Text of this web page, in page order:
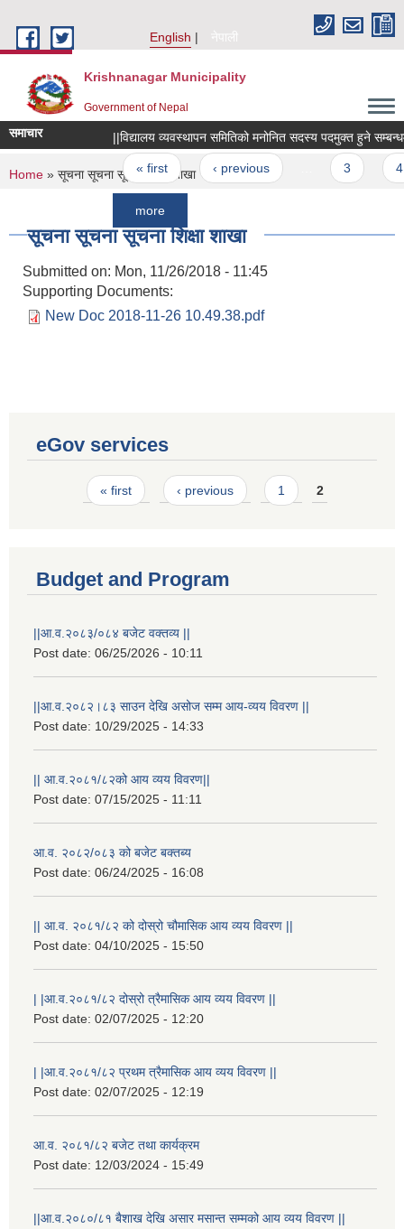
English
नेपाली
Krishnanagar Municipality
Government of Nepal
समाचार ||विद्यालय व्यवस्थापन समितिको मनोनित सदस्य पदमुक्त हुने सम्बन्धमा ||
Pages
« first ‹ previous
more
You are here
Home » सूचना सूचना सूचना शिक्षा शाखा
सूचना सूचना सूचना शिक्षा शाखा
Submitted on: Mon, 11/26/2018 - 11:45
Supporting Documents:
New Doc 2018-11-26 10.49.38.pdf
eGov services
Pages« first ‹ previous 1 2
Budget and Program
||आ.व.२०८३/०८४ बजेट वक्तव्य ||
Post date: 06/25/2026 - 10:11
||आ.व.२०८२।८३ साउन देखि असोज सम्म आय-व्यय विवरण ||
Post date: 10/29/2025 - 14:33
|| आ.व.२०८१/८२को आय व्यय विवरण||
Post date: 07/15/2025 - 11:11
आ.व. २०८२/०८३ को बजेट बक्तब्य
Post date: 06/24/2025 - 16:08
|| आ.व. २०८१/८२ को दोस्रो चौमासिक आय व्यय विवरण ||
Post date: 04/10/2025 - 15:50
| |आ.व.२०८१/८२ दोस्रो त्रैमासिक आय व्यय विवरण ||
Post date: 02/07/2025 - 12:20
| |आ.व.२०८१/८२ प्रथम त्रैमासिक आय व्यय विवरण ||
Post date: 02/07/2025 - 12:19
आ.व. २०८१/८२ बजेट तथा कार्यक्रम
Post date: 12/03/2024 - 15:49
||आ.व.२०८०/८१ बैशाख देखि असार मसान्त सम्मको आय व्यय विवरण ||